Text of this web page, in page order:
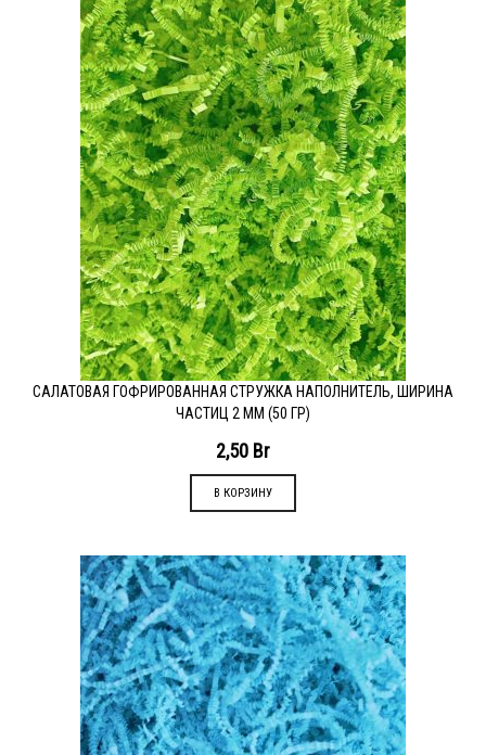
САЛАТОВАЯ ГОФРИРОВАННАЯ СТРУЖКА НАПОЛНИТЕЛЬ, ШИРИНА
ЧАСТИЦ 2 ММ (50 ГР)
2,50 Br
В КОРЗИНУ